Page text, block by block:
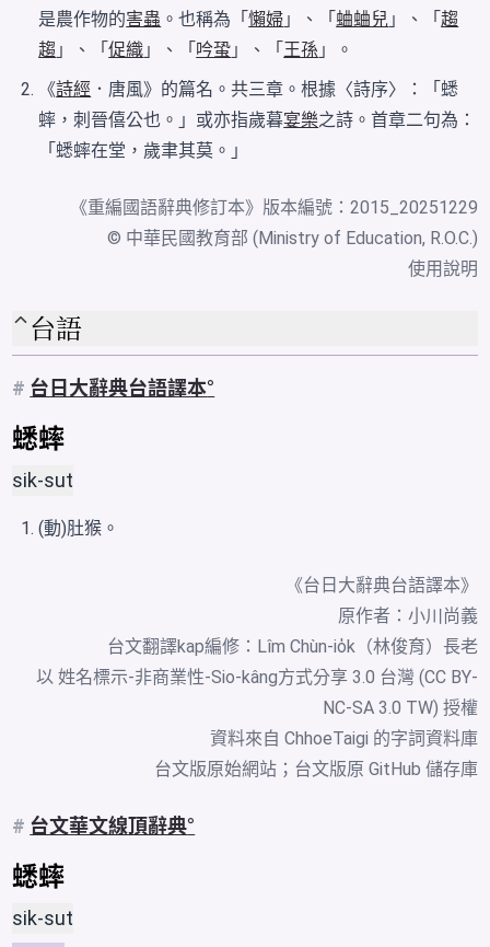
是農作物的害蟲 。也稱為「懶婦 」、「蛐蛐兒 」、「趨
趨 」、「促織 」、「 吟蛩 」、「 王孫 」。
《詩經 ．唐風》的篇名。共三章。根據〈詩序〉：「蟋
蟀，刺晉僖公也。」或亦指歲暮宴樂之詩。首章二句為：
「蟋蟀在堂，歲聿其莫。」
《重編國語辭典修訂本》版本編號：2015_20251229
© 中華民國教育部 (Ministry of Education, R.O.C.)
使用說明
台語
# 台日大辭典台語譯本
蟋蟀
sik-sut
(動)肚猴。
《台日大辭典台語譯本》
原作者：小川尚義
台文翻譯kap編修：Lîm Chùn-io̍k（林俊育）長老
以 姓名標示-非商業性-Sio-kâng方式分享 3.0 台灣 (CC BY-
NC-SA 3.0 TW) 授權
資料來自 ChhoeTaigi 的字詞資料庫
台文版原始網站； 台文版原 GitHub 儲存庫
# 台文華文線頂辭典
蟋蟀
sik-sut